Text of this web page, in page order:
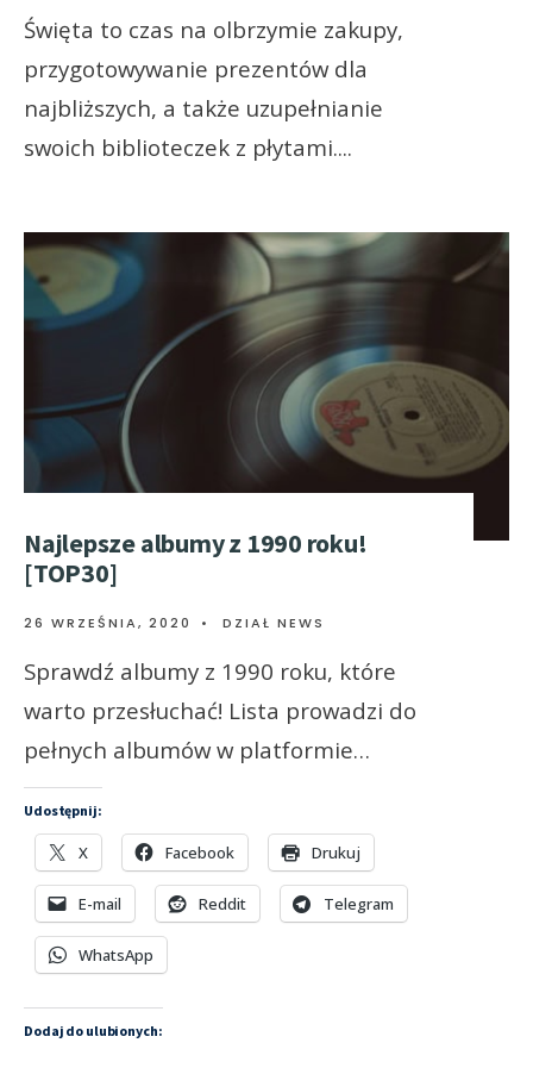
Święta to czas na olbrzymie zakupy,
przygotowywanie prezentów dla
najbliższych, a także uzupełnianie
swoich biblioteczek z płytami....
Najlepsze albumy z 1990 roku!
[TOP30]
26 WRZEŚNIA, 2020 • DZIAŁ NEWS
Sprawdź albumy z 1990 roku, które
warto przesłuchać! Lista prowadzi do
pełnych albumów w platformie…
Udostępnij:
X Facebook Drukuj
E-mail Reddit Telegram
WhatsApp
Dodaj do ulubionych: